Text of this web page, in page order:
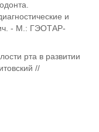
и
- М.: ГЭОТАР-
рта в развитии
//